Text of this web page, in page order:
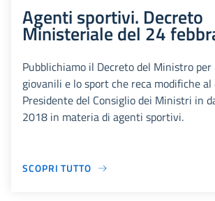
Agenti sportivi. Decreto
Ministeriale del 24
Pubblichiamo il Decreto del Ministro
giovanili e lo sport che reca modifiche al
Presidente del Consiglio dei Ministri in
2018 in materia di agenti sportivi.
SCOPRI TUTTO